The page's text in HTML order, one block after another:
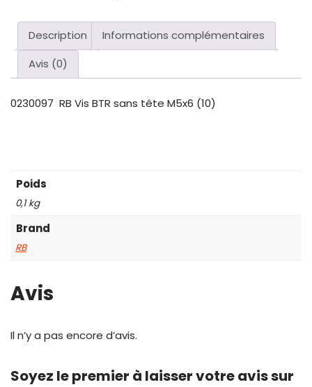
Description
Informations complémentaires
Avis (0)
0230097 RB Vis BTR sans tête M5x6 (10)
Poids
0,1 kg
Brand
RB
Avis
Il n’y a pas encore d’avis.
Soyez le premier à laisser votre avis sur